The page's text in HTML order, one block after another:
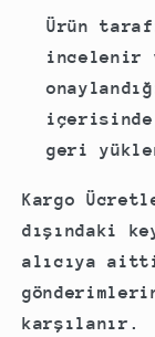
Ürün
incelenir
içerisinde
geri
Kargo
dışındaki
alıcıya
karşılanır.